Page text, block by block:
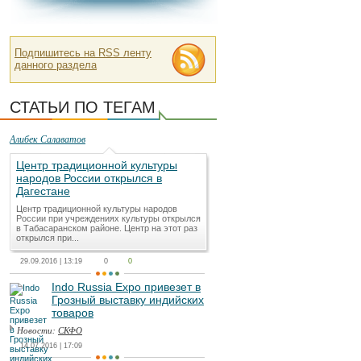
Подпишитесь на RSS ленту
данного раздела
СТАТЬИ ПО ТЕГАМ
Алибек Салаватов
Центр традиционной культуры
народов России открылся в
Дагестане
Центр традиционной культуры народов
России при учреждениях культуры открылся
в Табасаранском районе. Центр на этот раз
открылся при...
29.09.2016 | 13:19 0 0
Indo Russia Expo привезет в
Грозный выставку индийских
товаров
Новости: СКФО
14.07.2016 | 17:09